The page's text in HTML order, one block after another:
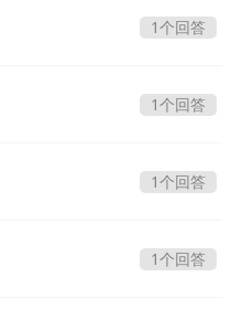
1个回答
1个回答
1个回答
1个回答